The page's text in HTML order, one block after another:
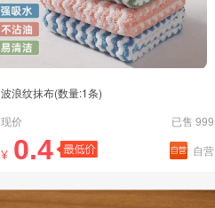
波浪纹抹布(数量:1条)
现价
已售 999
¥ 0.4 自营